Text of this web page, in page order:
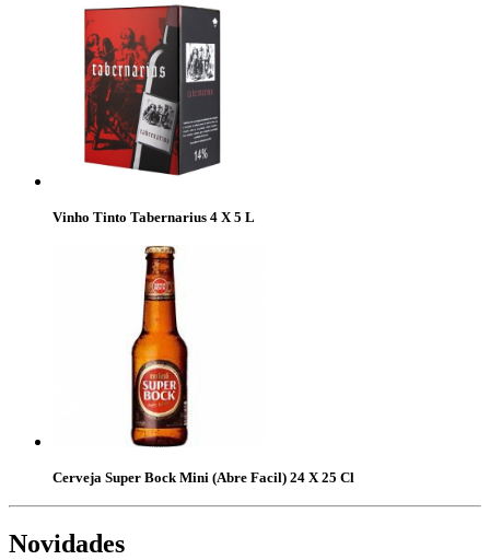
Vinho Tinto Tabernarius 4 X 5 L
Cerveja Super Bock Mini (Abre Facil) 24 X 25 Cl
Novidades